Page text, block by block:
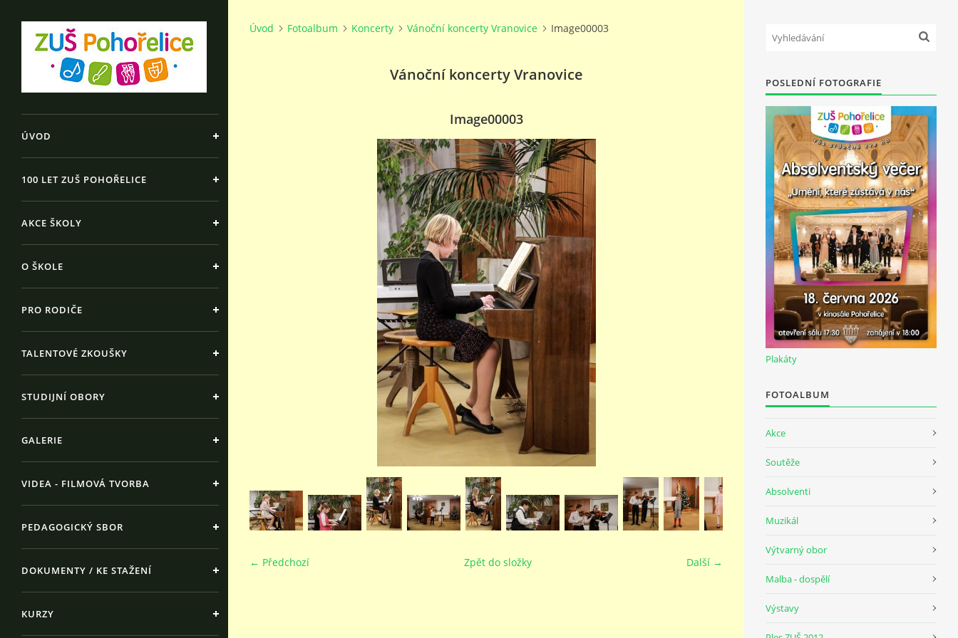
ÚVOD
100 LET ZUŠ POHOŘELICE
AKCE ŠKOLY
O ŠKOLE
PRO RODIČE
TALENTOVÉ ZKOUŠKY
STUDIJNÍ OBORY
GALERIE
VIDEA - FILMOVÁ TVORBA
PEDAGOGICKÝ SBOR
DOKUMENTY / KE STAŽENÍ
KURZY
Úvod Fotoalbum Koncerty Vánoční koncerty Vranovice Image00003
Vánoční koncerty Vranovice
Image00003
← Předchozí Další →
Zpět do složky
POSLEDNÍ FOTOGRAFIE
Plakáty
FOTOALBUM
Akce
Soutěže
Absolventi
Muzikál
Výtvarný obor
Malba - dospělí
Výstavy